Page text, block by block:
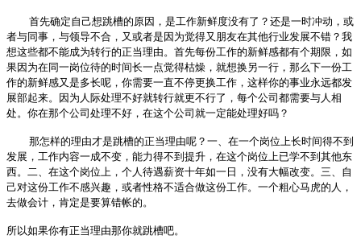
首先确定自己想跳槽的原因，是工作新鲜度没有了？还是一时冲动，或
者与同事，与领导不合，又或者是因为觉得又朋友在其他行业发展不错？我
想这些都不能成为转行的正当理由。首先每份工作的新鲜感都有个期限，如
果因为在同一岗位待的时间长一点觉得枯燥，就想换另一行，那么下一份工
作的新鲜感又是多长呢，你需要一直不停更换工作，这样你的事业永远都发
展部起来。因为人际处理不好就转行就更不行了，每个公司都需要与人相
处。你在那个公司处理不好，在这个公司就一定能处理好吗？
那怎样的理由才是跳槽的正当理由呢？一、在一个岗位上长时间得不到
发展，工作内容一成不变，能力得不到提升，在这个岗位上已学不到其他东
西。二、在这个岗位上，个人待遇薪资十年如一日，没有大幅改变。三、自
己对这份工作不感兴趣，或者性格不适合做这份工作。一个粗心马虎的人，
去做会计，肯定是要算错帐的。
所以如果你有正当理由那你就跳槽吧。